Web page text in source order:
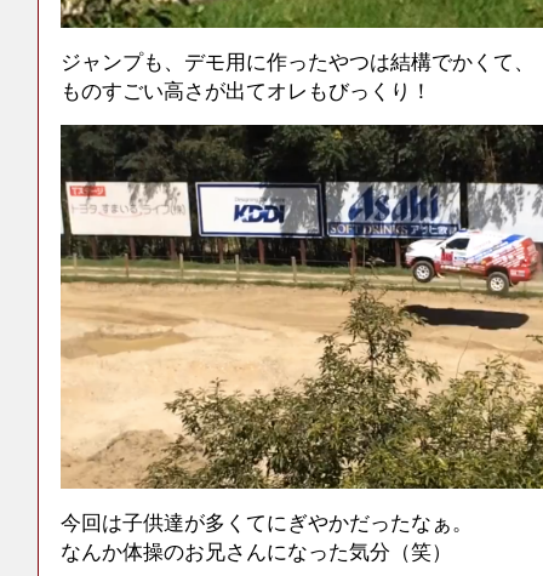
ジャンプも、デモ用に作ったやつは結構でかくて、
ものすごい高さが出てオレもびっくり！
今回は子供達が多くてにぎやかだったなぁ。
なんか体操のお兄さんになった気分（笑）